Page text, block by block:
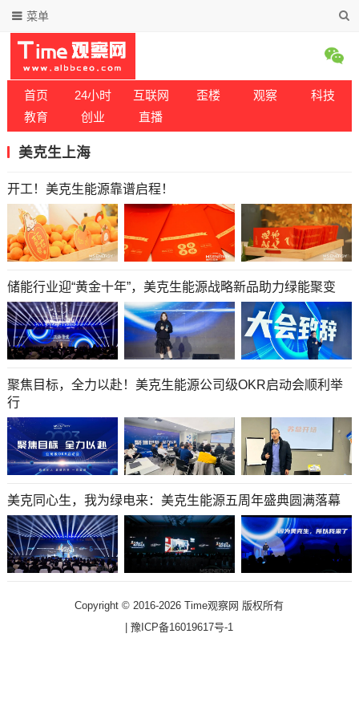
菜单
首页 24小时 互联网 歪楼 观察
科技
教育
创业 直播
美克生上海
开工！美克生能源靠谱启程！
储能行业迎“黄金十年”，美克生能源战略新品助力绿能聚变
聚焦目标，全力以赴！美克生能源公司级OKR启动会顺利举
行
美克同心生，我为绿电来：美克生能源五周年盛典圆满落幕
Copyright © 2016-2026 Time观察网 版权所有
|豫ICP备16019617号-1